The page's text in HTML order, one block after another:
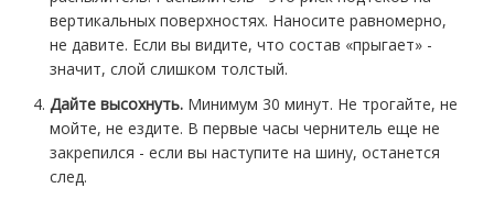
вертикальных поверхностях. Наносите равномерно,
не давите. Если вы видите, что состав «прыгает» -
значит, слой слишком толстый.
Дайте высохнуть. Минимум 30 минут. Не трогайте, не
мойте, не ездите. В первые часы чернитель еще не
закрепился - если вы наступите на шину, останется
след.